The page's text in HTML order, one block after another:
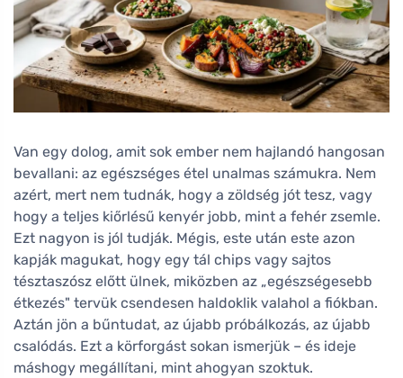
Van egy dolog, amit sok ember nem hajlandó hangosan
bevallani: az egészséges étel unalmas számukra. Nem
azért, mert nem tudnák, hogy a zöldség jót tesz, vagy
hogy a teljes kiőrlésű kenyér jobb, mint a fehér zsemle.
Ezt nagyon is jól tudják. Mégis, este után este azon
kapják magukat, hogy egy tál chips vagy sajtos
tésztaszósz előtt ülnek, miközben az „egészségesebb
étkezés" tervük csendesen haldoklik valahol a fiókban.
Aztán jön a bűntudat, az újabb próbálkozás, az újabb
csalódás. Ezt a körforgást sokan ismerjük – és ideje
máshogy megállítani, mint ahogyan szoktuk.